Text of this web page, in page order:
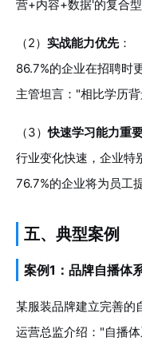
营+内容+数据'的复合
（2） 实战能力优先：
86.7%的企业在招聘时
主管坦言："相比学历
（3）快速学习能力重
行业变化快速，企业特
76.7%的企业将为员工
五、典型案例
案例1：品牌自播体
某服装品牌建立完善的
运营总监介绍："自播